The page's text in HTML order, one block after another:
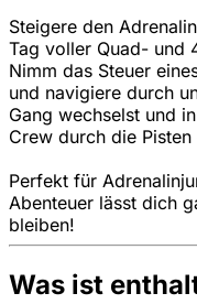
Steigere den
Tag voller Quad- und
Nimm das Steuer
und navigiere durch
Gang wechselst und
Crew durch die Pisten
Perfekt für
Abenteuer lässt dich
bleiben!
Was ist